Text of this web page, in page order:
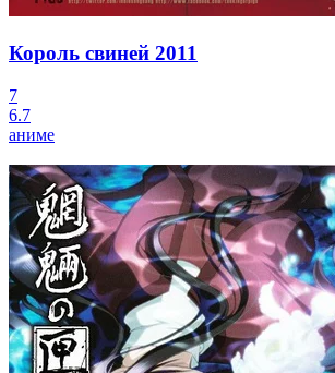
Король свиней 2011
7
6.7
аниме